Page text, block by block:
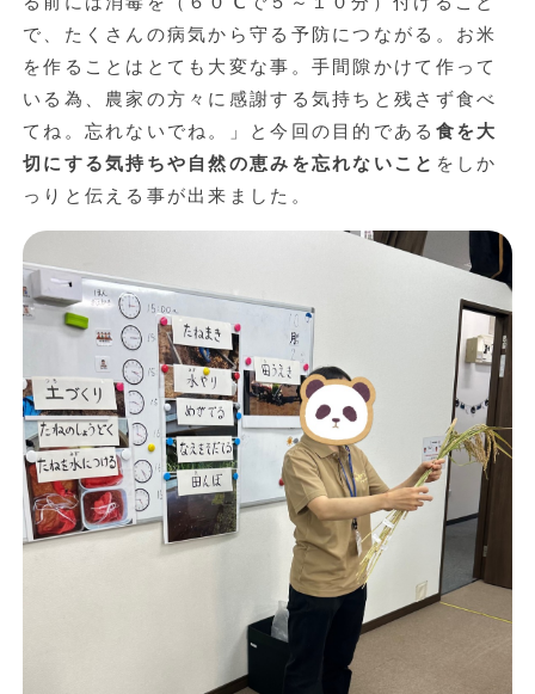
で、たくさんの病気から守る予防につながる。お米
を作ることはとても大変な事。手間隙かけて作って
いる為、農家の方々に感謝する気持ちと残さず食べ
てね。忘れないでね。」と今回の目的である 食を大
切にする気持ちや自然の恵みを忘れないこと をしか
っりと伝える事が出来ました。